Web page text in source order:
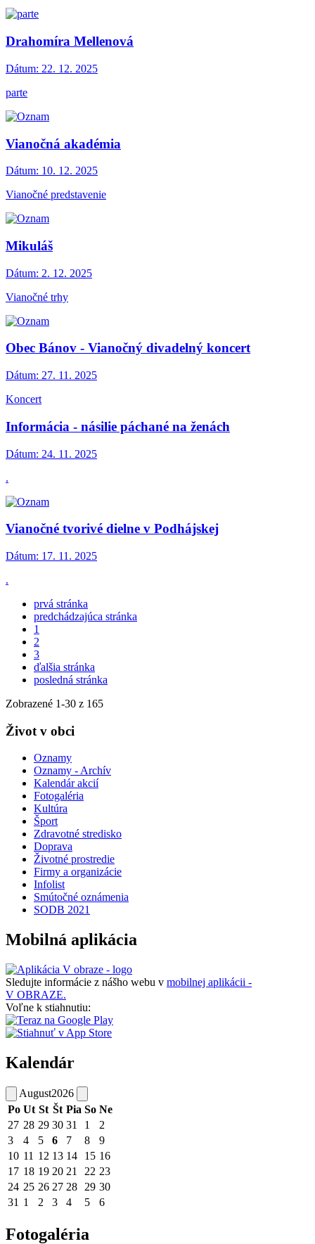
Drahomíra Mellenová
Dátum: 22. 12. 2025
parte
Vianočná akadémia
Dátum: 10. 12. 2025
Vianočné predstavenie
Mikuláš
Dátum: 2. 12. 2025
Vianočné trhy
Obec Bánov - Vianočný divadelný koncert
Dátum: 27. 11. 2025
Koncert
Informácia - násilie páchané na ženách
Dátum: 24. 11. 2025
.
Vianočné tvorivé dielne v Podhájskej
Dátum: 17. 11. 2025
.
prvá stránka
predchádzajúca stránka
1
2
3
ďalšia stránka
posledná stránka
Zobrazené 1-30 z 165
Život v obci
Oznamy
Oznamy - Archív
Kalendár akcií
Fotogaléria
Kultúra
Šport
Zdravotné stredisko
Doprava
Životné prostredie
Firmy a organizácie
Infolist
Smútočné oznámenia
SODB 2021
Mobilná aplikácia
Sledujte informácie z nášho webu v mobilnej aplikácii -
V OBRAZE.
Voľne k stiahnutiu:
Kalendár
August2026
Po Ut St Št Pia So Ne
27 28 29 30 31 1
2
3
4 5 6 7 8
9
10 11 12 13 14 15 16
17 18 19 20 21 22 23
24 25 26 27 28 29 30
31 1 2 3 4 5 6
Fotogaléria